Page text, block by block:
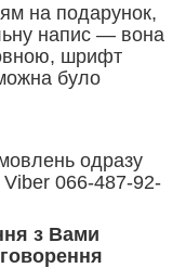
на подарунок,
напис — вона
шрифт
було
одразу
Viber 066-487-92-
з Вами